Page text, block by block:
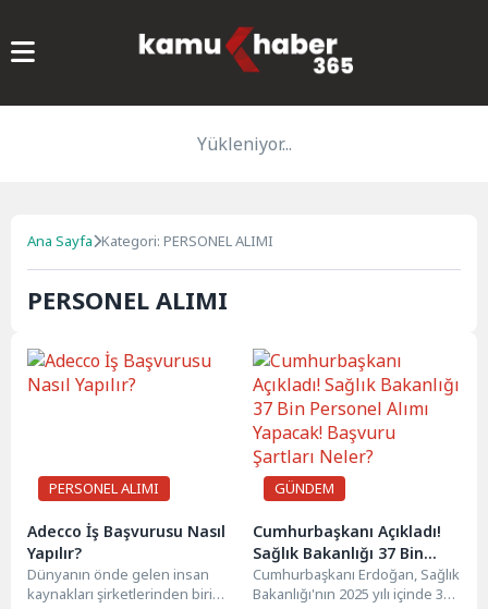
Yükleniyor...
Ana Sayfa Kategori: PERSONEL ALIMI
PERSONEL ALIMI
PERSONEL ALIMI
Adecco İş Başvurusu Nasıl
Yapılır?
Dünyanın önde gelen insan
kaynakları şirketlerinden biri
GÜNDEM
Cumhurbaşkanı Açıkladı!
Sağlık Bakanlığı 37 Bin
Personel Alımı Yapacak!
Başvuru Şartları Neler?
Cumhurbaşkanı Erdoğan, Sağlık
Bakanlığı'nın 2025 yılı içinde 37